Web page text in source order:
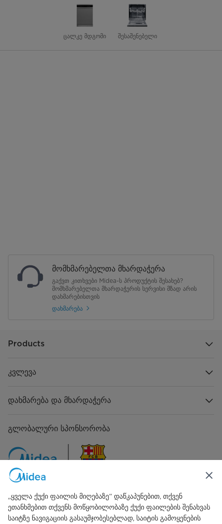
ცალკე მდგომი შესაშენებელი
მომხმარებელთა მხარდაჭერა
გაქვთ კითხვები Midea-ს პროდუქტის შესახებ?
მომხმარებელთა მხარდაჭერის სერვისი მზად არის
დახმარებისთვის
დახმარება
Products
კვლევა
დახმარება და მხარდაჭერა
გლობალური სპონსორობა
დაკავშირება ჩვენთან
„ყველა ქუქი ფაილის მიღებაზე“ დაწკაპუნებით, თქვენ
ეთანხმებით თქვენს მოწყობილობაზე ქუქი ფაილების შენახვას
საიტზე ნავიგაციის გასაუმჯობესებლად, საიტის გამოყენების